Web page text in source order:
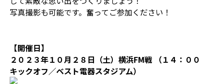
写真撮影も可能です。奮ってご参加ください！
【開催日】
２０２３年１０月２８日（土）横浜FM戦 （１４：００
キックオフ／ベスト電器スタジアム）